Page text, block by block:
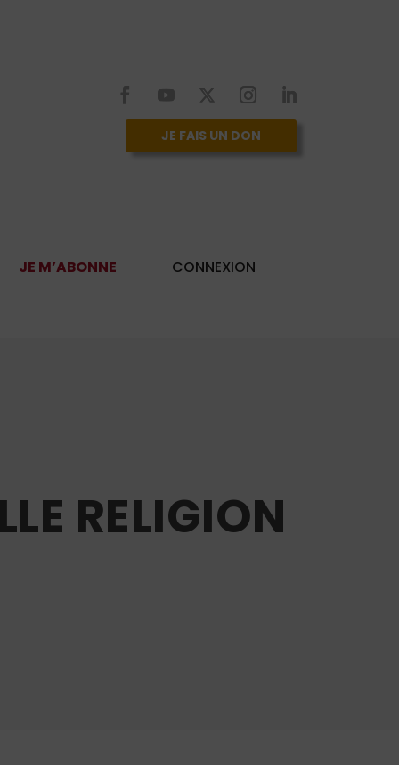
JE FAIS UN DON
JE M’ABONNE
CONNEXION
RELIGION